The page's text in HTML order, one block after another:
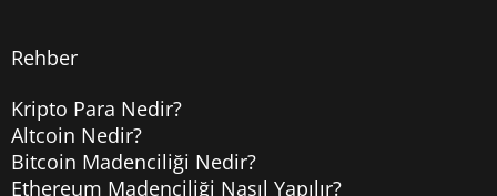
Rehber
Kripto Para Nedir?
Altcoin Nedir?
Bitcoin Madenciliği Nedir?
Ethereum Madenciliği Nasıl Yapılır?